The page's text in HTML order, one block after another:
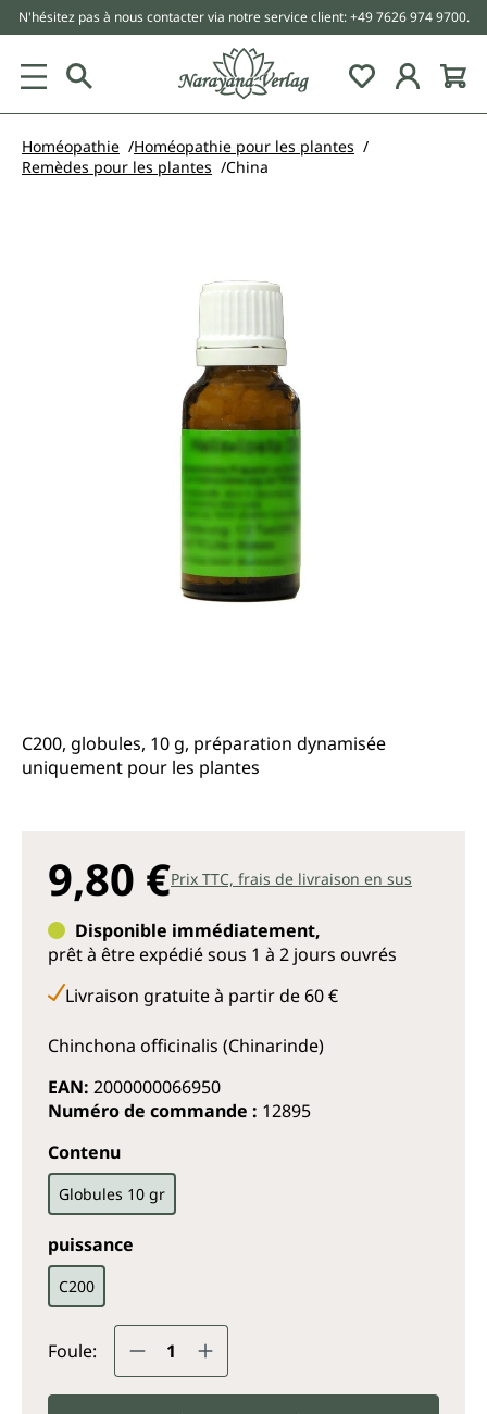
principal
N'hésitez pas à nous contacter via notre service client: +49 7626 974 9700.
Homéopathie
Homéopathie pour les plantes
Remèdes pour les plantes
China
C200, globules, 10 g, préparation dynamisée
uniquement pour les plantes
9,80 €Prix TTC, frais de livraison en sus
Disponible immédiatement,
prêt à être expédié sous 1 à 2 jours ouvrés
Livraison gratuite à partir de 60 €
Chinchona officinalis (Chinarinde)
EAN: 2000000066950
Numéro de commande : 12895
Sélectionnez
Contenu
Globules 10 gr
Sélectionnez
puissance
C200
Foule: Quantité de produit : Entrez la